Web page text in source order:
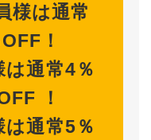
様は通常
！
通常4％
！
通常5％